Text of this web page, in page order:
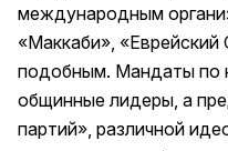
международным
«Маккаби»,
подобным. Мандаты по
общинные лидеры, а
партий», различной